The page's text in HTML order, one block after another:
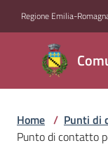
Regione Emilia-
Comune
di
Argelato
Home / Punti di
Punto di contatto